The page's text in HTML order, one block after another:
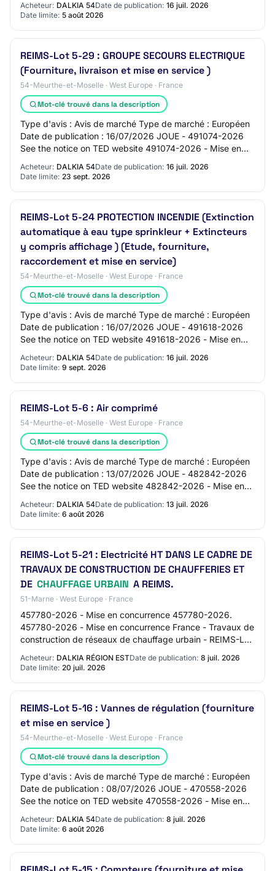
Acheteur: DALKIA 54Date de publication: 16 juil. 2026
Date limite: 5 août 2026
REIMS-Lot 5-29 : GROUPE SECOURS ELECTRIQUE
(Fourniture, livraison et mise en service )
54-Meurthe-et-Moselle · West Europe · France
Mot-clé trouvé dans la description
Type d'avis : Avis de marché Type de marché : Européen
Date de publication : 16/07/2026 JOUE - 491074-2026
See the notice on TED website 491074-2026 - Mise en
Acheteur: DALKIA 54Date de publication: 16 juil. 2026
Date limite: 23 sept. 2026
REIMS-Lot 5-24 PROTECTION INCENDIE (Extinction
automatique à eau type sprinkleur + Extincteurs
y compris affichage ) (Etude, fourniture,
raccordement et mise en service)
54-Meurthe-et-Moselle · West Europe · France
Mot-clé trouvé dans la description
Type d'avis : Avis de marché Type de marché : Européen
Date de publication : 16/07/2026 JOUE - 491618-2026
See the notice on TED website 491618-2026 - Mise en
Acheteur: DALKIA 54Date de publication: 16 juil. 2026
Date limite: 9 sept. 2026
REIMS-Lot 5-6 : Air comprimé
54-Meurthe-et-Moselle · West Europe · France
Mot-clé trouvé dans la description
Type d'avis : Avis de marché Type de marché : Européen
Date de publication : 13/07/2026 JOUE - 482842-2026
See the notice on TED website 482842-2026 - Mise en
Acheteur: DALKIA 54Date de publication: 13 juil. 2026
Date limite: 6 août 2026
REIMS-Lot 5-21 : Electricité HT DANS LE CADRE DE
TRAVAUX DE CONSTRUCTION DE CHAUFFERIES ET
DE CHAUFFAGE URBAIN A REIMS.
51-Marne · West Europe · France
457780-2026 - Mise en concurrence 457780-2026.
457780-2026 - Mise en concurrence France - Travaux de
construction de réseaux de chauffage urbain - REIMS-Lot
5-21 : Electricité HT OJ S 126/2026 03/07/…
Acheteur: DALKIA RÉGION ESTDate de publication: 8 juil. 2026
Date limite: 20 juil. 2026
REIMS-Lot 5-16 : Vannes de régulation (fourniture
et mise en service )
54-Meurthe-et-Moselle · West Europe · France
Mot-clé trouvé dans la description
Type d'avis : Avis de marché Type de marché : Européen
Date de publication : 08/07/2026 JOUE - 470558-2026
See the notice on TED website 470558-2026 - Mise en
Acheteur: DALKIA 54Date de publication: 8 juil. 2026
Date limite: 6 août 2026